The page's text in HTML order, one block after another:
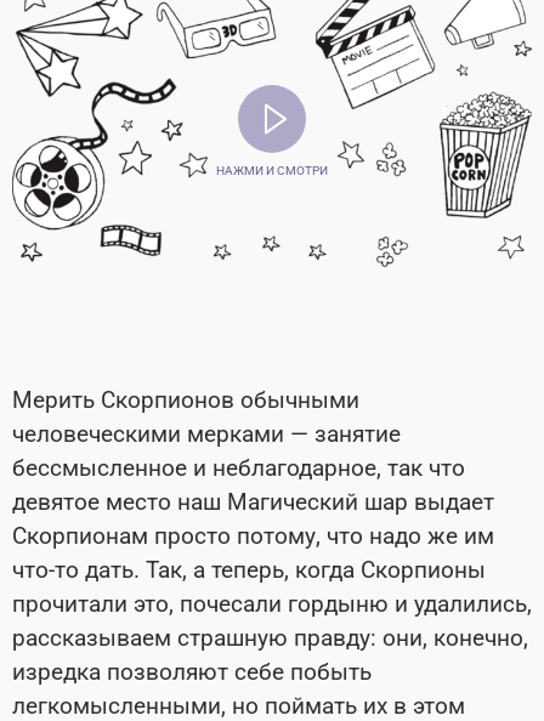
НАЖМИ И СМОТРИ
Мерить Скорпионов обычными
человеческими мерками — занятие
бессмысленное и неблагодарное, так что
девятое место наш Магический шар выдает
Скорпионам просто потому, что надо же им
что-то дать. Так, а теперь, когда Скорпионы
прочитали это, почесали гордыню и удалились,
рассказываем страшную правду: они, конечно,
изредка позволяют себе побыть
легкомысленными, но поймать их в этом